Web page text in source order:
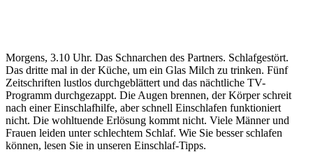
Morgens, 3.10 Uhr. Das Schnarchen des Partners. Schlafgestört.
Das dritte mal in der Küche, um ein Glas Milch zu trinken. Fünf
Zeitschriften lustlos durchgeblättert und das nächtliche TV-
Programm durchgezappt. Die Augen brennen, der Körper schreit
nach einer Einschlafhilfe, aber schnell Einschlafen funktioniert
nicht. Die wohltuende Erlösung kommt nicht. Viele Männer und
Frauen leiden unter schlechtem Schlaf. Wie Sie besser schlafen
können, lesen Sie in unseren Einschlaf-Tipps.